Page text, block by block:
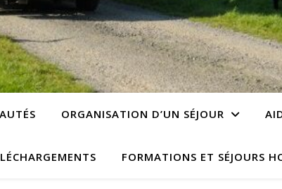
ORGANISATION D’UN SÉJOUR
FORMATIONS ET SÉJOURS